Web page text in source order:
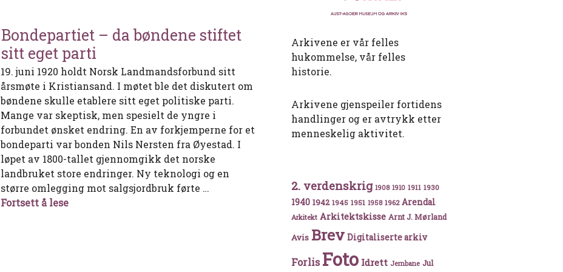
Bondepartiet – da bøndene stiftet
sitt eget parti
19. juni 1920 holdt Norsk Landmandsforbund sitt
årsmøte i Kristiansand. I møtet ble det diskutert om
bøndene skulle etablere sitt eget politiske parti.
Mange var skeptisk, men spesielt de yngre i
forbundet ønsket endring. En av forkjemperne for et
bondeparti var bonden Nils Nersten fra Øyestad. I
løpet av 1800-tallet gjennomgikk det norske
landbruket store endringer. Ny teknologi og en
større omlegging mot salgsjordbruk førte …
Fortsett å leseBondepartiet – da bøndene stiftet sitt eget parti
Arkivene er vår felles
hukommelse, vår felles
historie.
Arkivene gjenspeiler fortidens
handlinger og er avtrykk etter
menneskelig aktivitet.
2. verdenskrig 1908 1910 1911 1930
1940 1942 1945 1951 1958 1962 Arendal
Arkitekt Arkitektskisse Arnt J. Mørland
Avis Brev Digitaliserte arkiv
Forlis Foto Idrett Jernbane Jul